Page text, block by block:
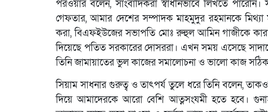
পরওয়ার বলেন, সাংবাদিকরা স্বাধীনভাবে লিখতে
গেফতার, আমার দেশের সম্পাদক মাহমুদুর রহমানকে মিথ্যা
করা, বিএফইউজের সভাপতি মোঃ রুহুল আমিন গাজীকে
দিয়েছে পতিত সরকারের দোসররা। এখন সময় এসেছে
তিনি জামায়াতের ভুল কাজের সমালোচনা ও ভালো কাজ
সিয়াম সাধনার গুরুত্ব ও তাৎপর্য তুলে ধরে তিনি বলেন,
দিয়ে আমাদেরকে আরো বেশি আত্নসংযমী হতে হবে।